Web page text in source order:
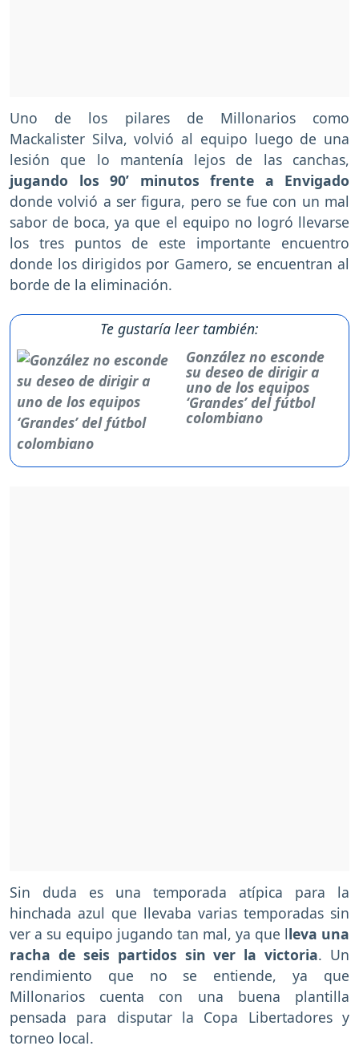
Uno de los pilares de Millonarios como
Mackalister Silva, volvió al equipo luego de una
lesión que lo mantenía lejos de las canchas,
jugando los 90’ minutos frente a Envigado
donde volvió a ser figura, pero se fue con un mal
sabor de boca, ya que el equipo no logró llevarse
los tres puntos de este importante encuentro
donde los dirigidos por Gamero, se encuentran al
borde de la eliminación.
Te gustaría leer también:
González no esconde
su deseo de dirigir a
uno de los equipos
‘Grandes’ del fútbol
colombiano
Sin duda es una temporada atípica para la
hinchada azul que llevaba varias temporadas sin
ver a su equipo jugando tan mal, ya que lleva una
racha de seis partidos sin ver la victoria. Un
rendimiento que no se entiende, ya que
Millonarios cuenta con una buena plantilla
pensada para disputar la Copa Libertadores y
torneo local.